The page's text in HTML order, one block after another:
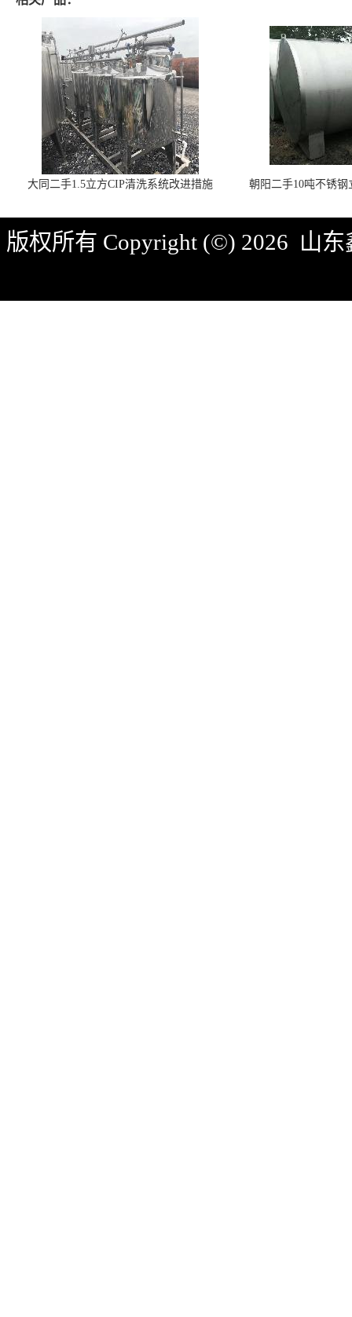
大同二手1.5立方CIP清洗系统改进措施 朝阳二手10吨不锈
版权所有 Copyright (©) 2026 山